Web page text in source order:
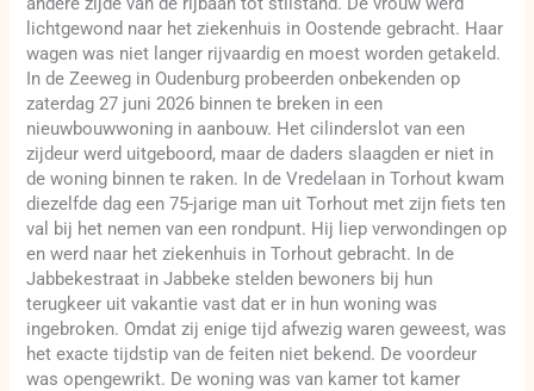
lichtgewond naar het ziekenhuis in Oostende gebracht. Haar
wagen was niet langer rijvaardig en moest worden getakeld.
In de Zeeweg in Oudenburg probeerden onbekenden op
zaterdag 27 juni 2026 binnen te breken in een
nieuwbouwwoning in aanbouw. Het cilinderslot van een
zijdeur werd uitgeboord, maar de daders slaagden er niet in
de woning binnen te raken. In de Vredelaan in Torhout kwam
diezelfde dag een 75-jarige man uit Torhout met zijn fiets ten
val bij het nemen van een rondpunt. Hij liep verwondingen op
en werd naar het ziekenhuis in Torhout gebracht. In de
Jabbekestraat in Jabbeke stelden bewoners bij hun
terugkeer uit vakantie vast dat er in hun woning was
ingebroken. Omdat zij enige tijd afwezig waren geweest, was
het exacte tijdstip van de feiten niet bekend. De voordeur
was opengewrikt. De woning was van kamer tot kamer